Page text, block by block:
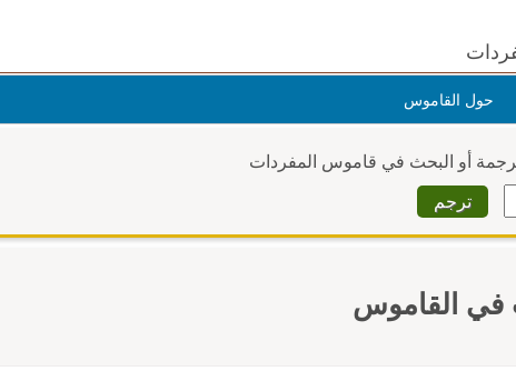
حول القاموس
أو البحث في قاموس المفردات
القاموس